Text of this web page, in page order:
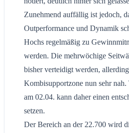
Zunehmend auffällig ist jedoch,
Outperformance und Dynamik
Hochs regelmäßig zu
werden. Die mehrwöchige
bisher verteidigt werden,
Kombisupportzone nun sehr
am 02.04. kann daher einen
setzen.
Der Bereich an der 22.700 wird